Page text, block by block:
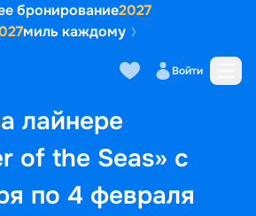
бронирование2027
миль каждому
Войти
лайнере
of the Seas» с
по 4 февраля
Выбор кают Маршрут и